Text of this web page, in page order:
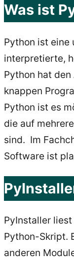
Was ist
Python ist eine
interpretierte,
Python hat
knappen
Python ist es
die auf
sind. Im
Software ist
PyInstaller
Python-Skript.
anderen